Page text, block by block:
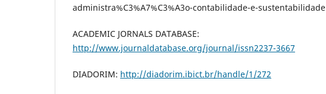
administra%C3%A7%C3%A3o-contabilidade-e-sustentabilidade
ACADEMIC JORNALS DATABASE:
http://www.journaldatabase.org/journal/issn2237-3667
DIADORIM: http://diadorim.ibict.br/handle/1/272